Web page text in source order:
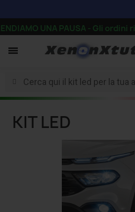
UNA PAUSA - Gli ordini
KIT LED